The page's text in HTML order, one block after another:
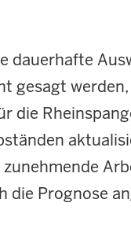
dauerhafte
gesagt
die
die Prognose